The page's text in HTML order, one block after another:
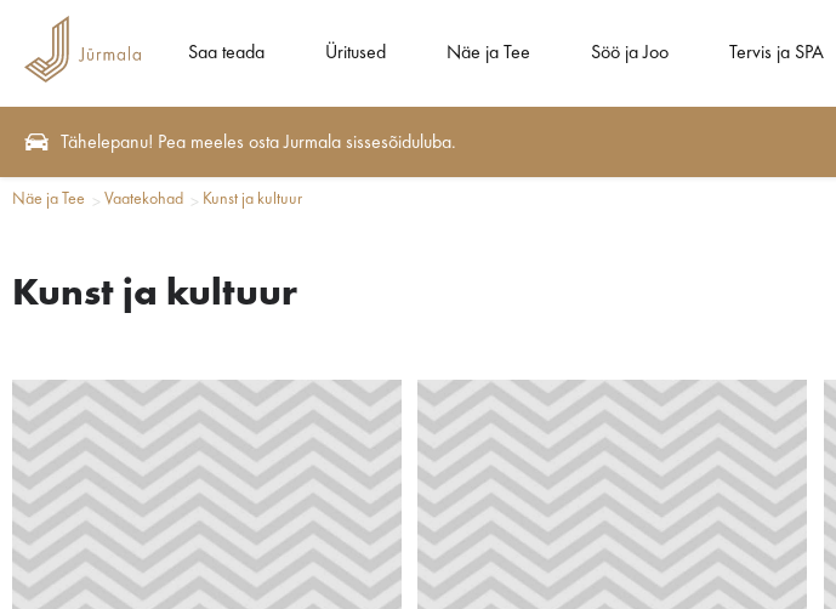
Saa teada Üritused Näe ja Tee Söö ja Joo Tervis ja SPA
Tähelepanu! Pea meeles osta Jurmala sissesõiduluba.
Näe ja Tee Vaatekohad Kunst ja kultuur
Kunst ja kultuur